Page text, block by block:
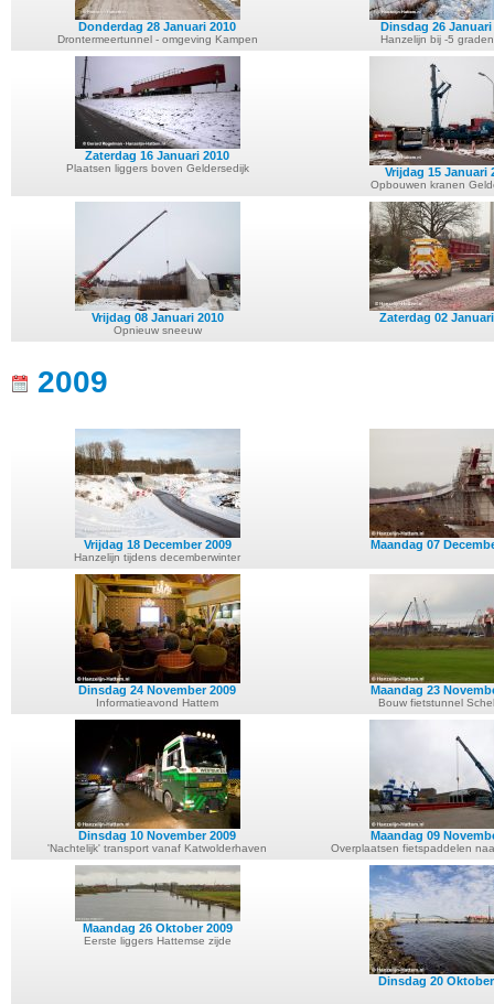
Donderdag 28 Januari 2010
Drontermeertunnel - omgeving Kampen
Dinsdag 26 Januari
Hanzelijn bij -5
Zaterdag 16 Januari 2010
Plaatsen liggers boven Geldersedijk Vrijdag 15 Januari
Opbouwen kranen
Vrijdag 08 Januari 2010
Opnieuw sneeuw
Zaterdag 02
2009
Vrijdag 18 December 2009
Hanzelijn tijdens decemberwinter
Maandag 07
Dinsdag 24 November 2009
Informatieavond Hattem
Maandag 23
Bouw fietstunnel
Dinsdag 10 November 2009
'Nachtelijk' transport vanaf Katwolderhaven
Maandag 09
Overplaatsen fietspaddelen
Maandag 26 Oktober 2009
Eerste liggers Hattemse zijde
Dinsdag 20